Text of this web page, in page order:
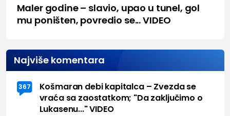
Maler godine – slavio, upao u tunel, gol
mu poništen, povredio se... VIDEO
Najviše komentara
367
Košmaran debi kapitalca – Zvezda se
vraća sa zaostatkom; "Da zaključimo o
Lukasenu..." VIDEO